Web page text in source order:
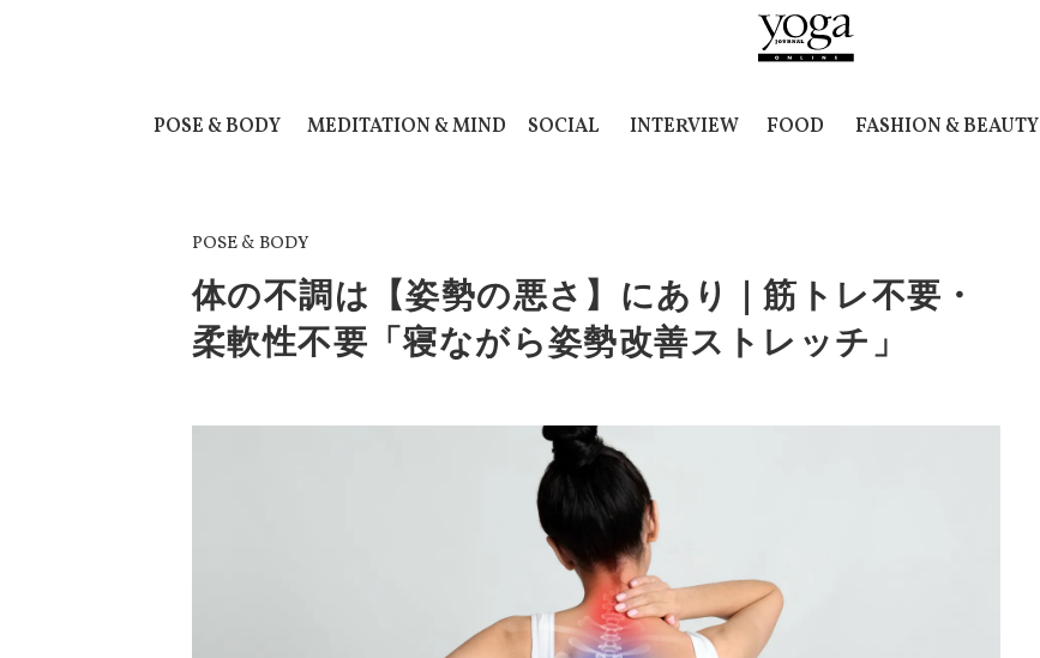
POSE & BODY MEDITATION & MIND SOCIAL INTERVIEW FOOD FASHION & BEAUTY
POSE & BODY
体の不調は【姿勢の悪さ】にあり｜筋トレ不要・
柔軟性不要「寝ながら姿勢改善ストレッチ」